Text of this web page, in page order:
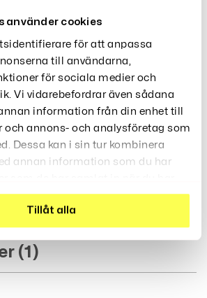
använder cookies
för att anpassa
till användarna,
för sociala medier och
Vi vidarebefordrar även sådana
information från din enhet till
och annons- och analysföretag som
Dessa kan i sin tur kombinera
annan information som du har
Tillåt alla
borstlös
litiumbatteri (avtagbart)
h
till 60 km per laddning
fram och bak
Framgaffel och sadel
för enkel transport och förvaring
(1)